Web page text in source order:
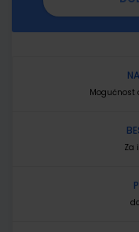
Mogućnost
Za